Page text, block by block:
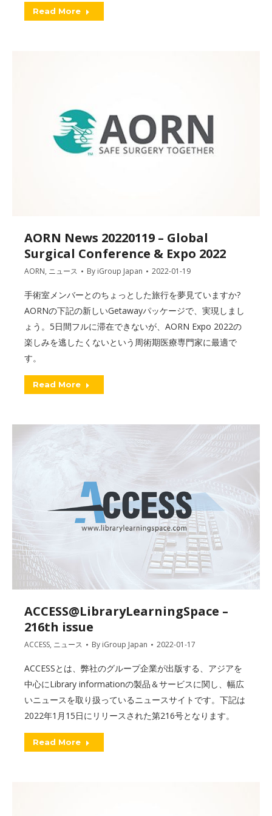
Read More
AORN News 20220119 – Global
Surgical Conference & Expo 2022
AORN, ニュース By iGroup Japan 2022-01-19
手術室メンバーとのちょっとした旅行を夢見ていますか?
AORNの下記の新しいGetawayパッケージで、実現しまし
ょう。5日間フルに滞在できないが、AORN Expo 2022の
楽しみを逃したくないという周術期医療専門家に最適で
す。
Read More
ACCESS@LibraryLearningSpace –
216th issue
ACCESS, ニュース By iGroup Japan 2022-01-17
ACCESSとは、弊社のグループ企業が出版する、アジアを
中心にLibrary informationの製品＆サービスに関し、幅広
いニュースを取り扱っているニュースサイトです。下記は
2022年1月15日にリリースされた第216号となります。
Read More